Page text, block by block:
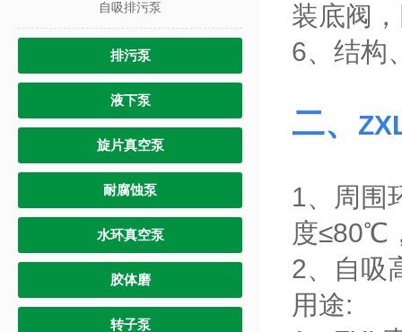
自吸排污泵
排污泵
液下泵
旋片真空泵
耐腐蚀泵
水环真空泵
胶体磨
转子泵
装底阀
6、结构
二、
1、周围
度≤80℃
2、自吸
用途: